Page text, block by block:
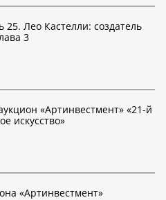
Лео Кастелли: создатель
3
«Артинвестмент» «21-й
искусство»
«Артинвестмент»